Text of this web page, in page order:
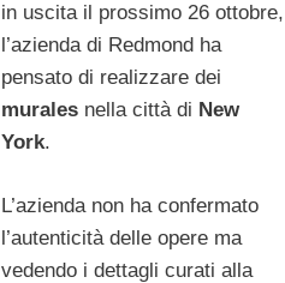
in uscita il prossimo 26 ottobre,
l’azienda di Redmond ha
pensato di realizzare dei
murales nella città di New
York.
L’azienda non ha confermato
l’autenticità delle opere ma
vedendo i dettagli curati alla